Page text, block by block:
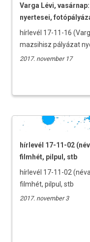
Varga Lévi,
nyertesei,
hírlevél 17-11-16
mazsihisz pályázat
2017. november 17
hírlevél 17-11-02
filmhét, pilpul, stb
hírlevél 17-11-02
filmhét, pilpul, stb
2017. november 3